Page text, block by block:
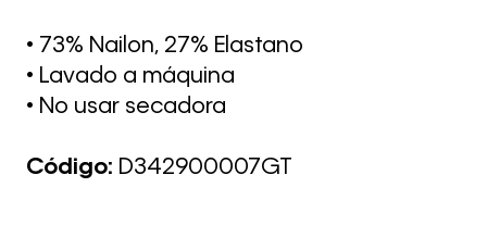
• 73% Nailon, 27% Elastano
• Lavado a máquina
• No usar secadora
Código: D342900007GT